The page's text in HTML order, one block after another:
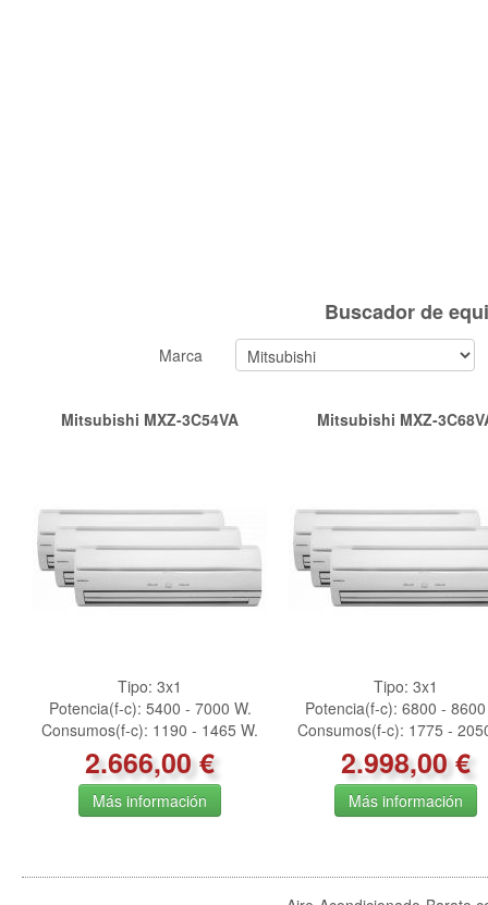
Buscador de
Marca
Mitsubishi MXZ-3C54VA
Tipo: 3x1
Potencia(f-c): 5400 - 7000 W.
Consumos(f-c): 1190 - 1465 W.
2.666,00 €
Más información
Mitsubishi MXZ-
Tipo: 3x1
Potencia(f-c): 6800 - 8600
Consumos(f-c): 1775 -
2.998,00 €
Más información